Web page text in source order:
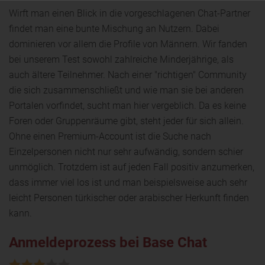
Wirft man einen Blick in die vorgeschlagenen Chat-Partner
findet man eine bunte Mischung an Nutzern. Dabei
dominieren vor allem die Profile von Männern. Wir fanden
bei unserem Test sowohl zahlreiche Minderjährige, als
auch ältere Teilnehmer. Nach einer "richtigen" Community
die sich zusammenschließt und wie man sie bei anderen
Portalen vorfindet, sucht man hier vergeblich. Da es keine
Foren oder Gruppenräume gibt, steht jeder für sich allein.
Ohne einen Premium-Account ist die Suche nach
Einzelpersonen nicht nur sehr aufwändig, sondern schier
unmöglich. Trotzdem ist auf jeden Fall positiv anzumerken,
dass immer viel los ist und man beispielsweise auch sehr
leicht Personen türkischer oder arabischer Herkunft finden
kann.
Anmeldeprozess bei Base Chat